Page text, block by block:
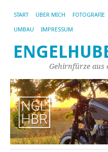
START ÜBER MICH FOTOGRAFIE
UMBAU IMPRESSUM
Gehirnfürze aus